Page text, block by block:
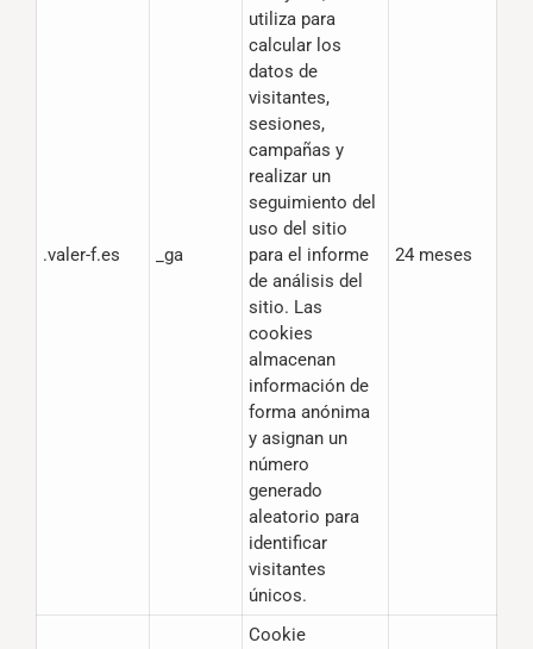
.valer-f.es _ga
utiliza para
calcular los
datos de
visitantes,
sesiones,
campañas y
realizar un
seguimiento del
uso del sitio
para el informe
de análisis del
sitio. Las
cookies
almacenan
información de
forma anónima
y asignan un
número
generado
aleatorio para
identificar
visitantes
únicos.
24 meses
Cookie